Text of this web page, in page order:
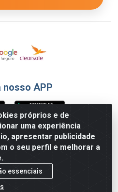
próprios e de
uma experiência
apresentar publicidade
o seu perfil e melhorar a
essenciais
nosso APP
Pagamento